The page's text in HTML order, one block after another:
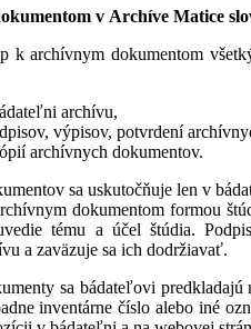
v Archíve Matice
k archívnym dokumentom
archívu,
výpisov, potvrdení
archívnych dokumentov.
sa uskutočňuje len v
dokumentom formou
tému a účel štúdia.
a zaväzuje sa ich dodržiavať.
sa bádateľovi predkladajú
inventárne číslo alebo iné